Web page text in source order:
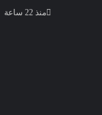
منذ 22 ساعة